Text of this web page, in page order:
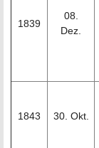
1839
08.
Dez.
1843 30. Okt.